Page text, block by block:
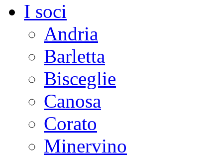
I soci
Andria
Barletta
Bisceglie
Canosa
Corato
Minervino